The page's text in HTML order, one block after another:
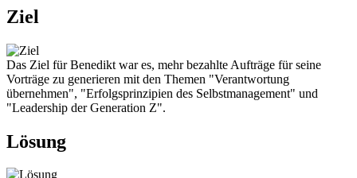
Ziel
Das Ziel für Benedikt war es, mehr bezahlte Aufträge für seine
Vorträge zu generieren mit den Themen "Verantwortung
übernehmen", "Erfolgsprinzipien des Selbstmanagement" und
"Leadership der Generation Z".
Lösung